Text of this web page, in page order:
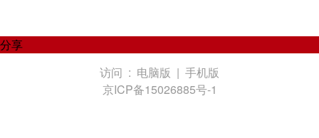
分享
访问 : 电脑版 | 手机版
京ICP备15026885号-1